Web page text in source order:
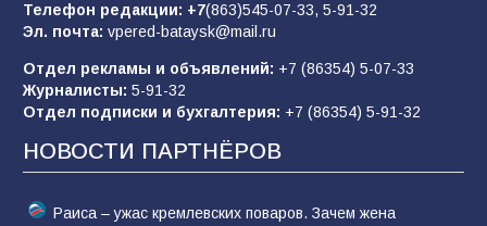
Командовал боем до последнего: герой
Евгений Остапенко
Телефон редакции: +7(863)545-07-33, 5-91-32
Эл. почта: vpered-bataysk@mail.ru
Отдел рекламы и объявлений: +7 (86354) 5-07-33
Журналисты: 5-91-32
Отдел подписки и бухгалтерия: +7 (86354) 5-91-32
НОВОСТИ ПАРТНЁРОВ
Раиса – ужас кремлевских поваров. Зачем жена